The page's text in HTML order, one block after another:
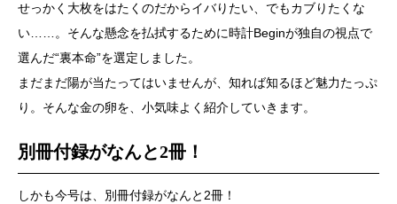
せっかく大枚をはたくのだからイバりたい、でもカブりたくな
い……。そんな懸念を払拭するために時計Beginが独自の視点で
選んだ“裏本命”を選定しました。
まだまだ陽が当たってはいませんが、知れば知るほど魅力たっぷ
り。そんな金の卵を、小気味よく紹介していきます。
別冊付録がなんと2冊！
しかも今号は、別冊付録がなんと2冊！